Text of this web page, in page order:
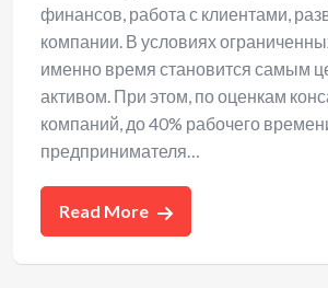
финансов, работа с клиентами,
компании. В условиях
именно время становится самым
активом. При этом, по оценкам
компаний, до 40% рабочего
предпринимателя…
Read More